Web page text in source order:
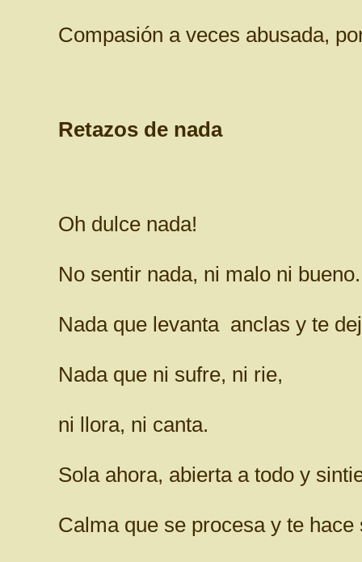
Compasión a veces abusada,
Retazos de nada
Oh dulce nada!
No sentir nada, ni malo ni bueno.
Nada que levanta anclas y te
Nada que ni sufre, ni rie,
ni llora, ni canta.
Sola ahora, abierta a todo y
Calma que se procesa y te